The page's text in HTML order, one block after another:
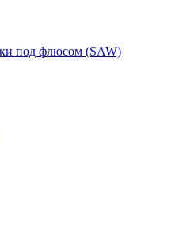
под флюсом (SAW)